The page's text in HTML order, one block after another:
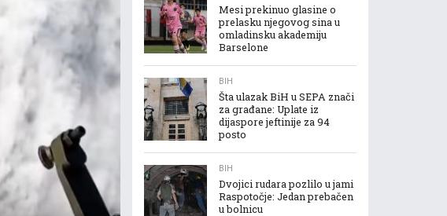
Mesi prekinuo glasine o
prelasku njegovog sina u
omladinsku akademiju
Barselone
BIH
Šta ulazak BiH u SEPA znači
za građane: Uplate iz
dijaspore jeftinije za 94
posto
BIH
Dvojici rudara pozlilo u jami
Raspotočje: Jedan prebačen
u bolnicu